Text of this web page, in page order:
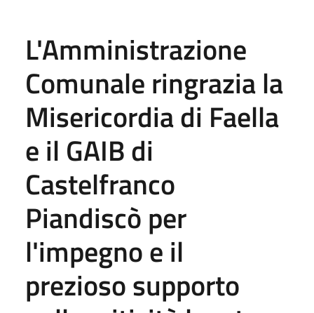
L'Amministrazione
Comunale ringrazia la
Misericordia di Faella
e il GAIB di
Castelfranco
Piandiscò per
l'impegno e il
prezioso supporto